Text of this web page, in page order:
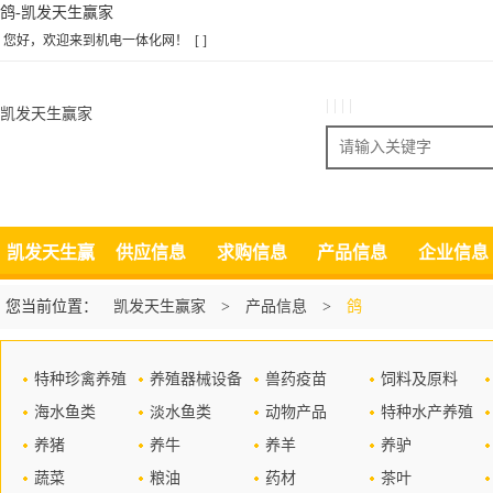
鸽-凯发天生赢家
您好，欢迎来到机电一体化网！ [ ]
凯发天生赢家
搜索
凯发天生赢
家
供应信息 求购信息 产品信息 企业信息
您当前位置： 凯发天生赢家 > 产品信息 > 鸽
特种珍禽养殖 养殖器械设备 兽药疫苗
饲料及原料
海水鱼类
淡水鱼类 动物产品
特种水产养殖
养猪
养牛 养羊
养驴
蔬菜
粮油 药材 茶叶